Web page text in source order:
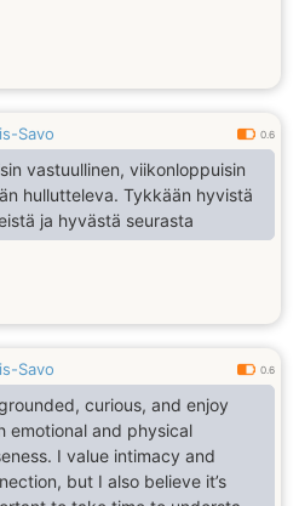
Savo 0.6
vastuullinen, viikonloppuisin
hullutteleva. Tykkään hyvistä
ja hyvästä seurasta
Savo 0.6
grounded, curious, and enjoy
emotional and physical
I value intimacy and
but I also believe it’s